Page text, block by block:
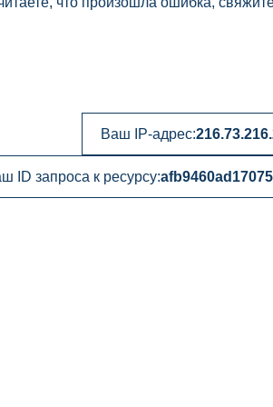
Ваш IP-адрес:
ID запроса к ресурсу: